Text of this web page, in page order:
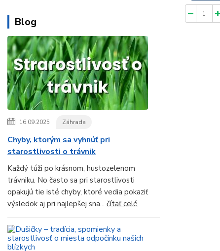
Blog
16.09.2025 Záhrada
Chyby, ktorým sa vyhnúť pri
starostlivosti o trávnik
Každý túži po krásnom, hustozelenom
trávniku. No často sa pri starostlivosti
opakujú tie isté chyby, ktoré vedia pokaziť
výsledok aj pri najlepšej sna... čítať celé